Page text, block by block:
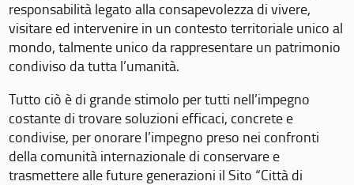
responsabilità legato alla consapevolezza di vivere,
visitare ed intervenire in un contesto territoriale unico al
mondo, talmente unico da rappresentare un patrimonio
condiviso da tutta l’umanità.
Tutto ciò è di grande stimolo per tutti nell’impegno
costante di trovare soluzioni efficaci, concrete e
condivise, per onorare l’impegno preso nei confronti
della comunità internazionale di conservare e
trasmettere alle future generazioni il Sito “Città di